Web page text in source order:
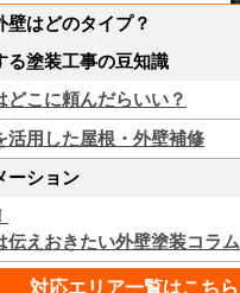
壁はどのタイプ？
る塗装工事の豆知識
どこに頼んだらいい？
活用した屋根・外壁補修
ーション
伝えおきたい外壁塗装コラム
対応エリア一覧はこちら